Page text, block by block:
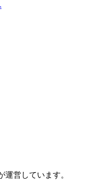
運営しています。